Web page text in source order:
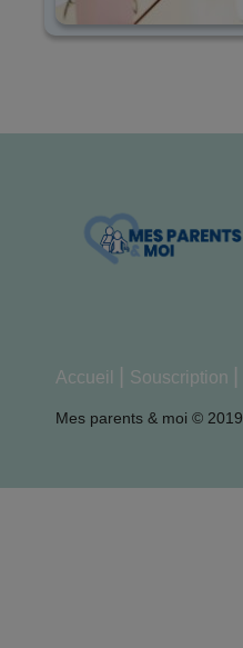
Accueil Souscription
Mes parents & moi © 2019